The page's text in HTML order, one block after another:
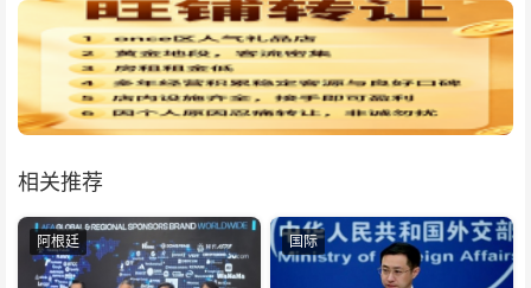
相关推荐
阿根廷 国际